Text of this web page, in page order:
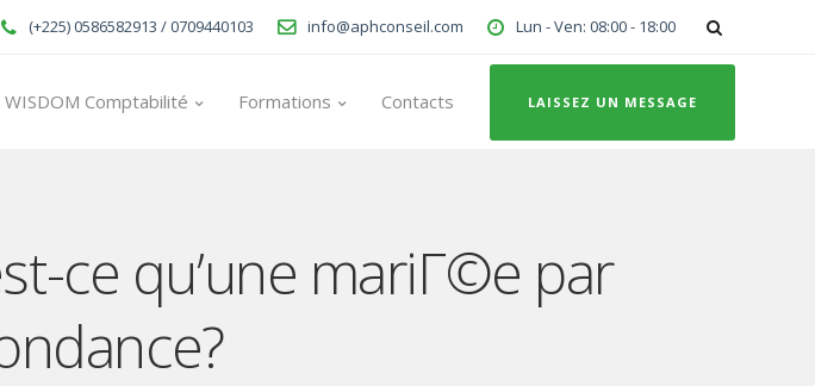
(+225) 0586582913 / 0709440103 info@aphconseil.com Lun - Ven: 08:00 - 18:00
WISDOM Comptabilité Formations Contacts LAISSEZ UN MESSAGE
ce qu’une mariГ©e par